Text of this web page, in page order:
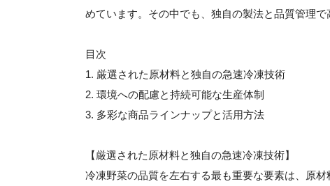
めています。その中でも、独自の製法と品質管理
目次
1. 厳選された原材料と独自の急速冷凍技術
2. 環境への配慮と持続可能な生産体制
3. 多彩な商品ラインナップと活用方法
【厳選された原材料と独自の急速冷凍技術】
冷凍野菜の品質を左右する最も重要な要素は、原材